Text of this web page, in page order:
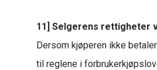
11] Selgerens rettigheter
Dersom kjøperen ikke
til reglene i